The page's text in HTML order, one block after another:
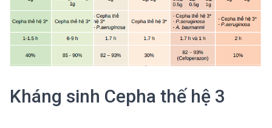
Kháng sinh Cepha thế hệ 3